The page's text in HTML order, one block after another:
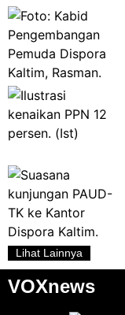
Lihat Lainnya
VOXnews